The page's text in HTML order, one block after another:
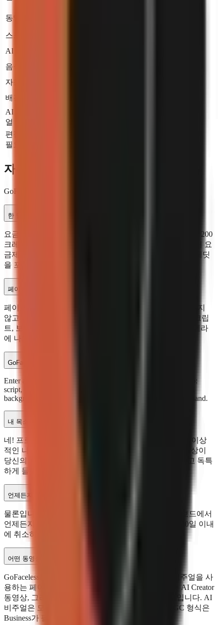
동영상당 시간
스크립트 작성
AI 보이스오버
음성 복제
자동 자막
배경 음악
AI 생성 비주
얼
편집 기술 불
필요
자주 묻는 질문
GoFaceless에 대해 알아야 할 모든 것.
한 달에 동영상을 몇 개 만들 수 있나요?
요금제와 동영상 유형에 따라 다릅니다. AI 생성 동영상은 200
크레딧, 아바타 동영상은 400 크레딧이 소요됩니다. 스타터 요
금제는 월 500 크레딧, 프로는 1,500, 비즈니스는 5,000 크레딧
을 포함합니다.
페이스리스 YouTube 채널이란 무엇인가요?
페이스리스 YouTube 채널은 크리에이터의 얼굴을 보여주지
않고 콘텐츠를 만듭니다. GoFaceless는 AI를 사용하여 스크립
트, 보이스오버, 비주얼, 자막을 자동으로 생성하므로 카메라
에 나오지 않고 동영상을 게시할 수 있습니다.
GoFaceless는 어떻게 동영상을 만드나요?
Enter any topic and GoFaceless AI generates a complete video:
script, voiceover, AI-generated visuals, animated captions, and
background music. Timing varies by format, footage, and demand.
내 목소리를 사용할 수 있나요?
네! 프로 요금제 이상에서 자신의 목소리를 복제하거나 이상
적인 나레이터 목소리를 설명할 수 있습니다. 모든 동영상이
당신의 시그니처 AI 목소리를 사용하여 채널이 일관되고 독특
하게 들립니다.
언제든지 취소할 수 있나요?
물론입니다. 계약이나 취소 수수료가 없습니다. 대시보드에서
언제든지 취소하거나 요금제를 변경할 수 있습니다. 30일 이내
에 취소하면 전액 환불됩니다—아무 질문 없이.
어떤 동영상 형식이 지원되나요?
GoFaceless는 세 가지 형식을 지원합니다: AI 생성 비주얼을 사
용하는 페이스리스 동영상, 아바타 오버레이가 있는 AI Creator
동영상, 그리고 전체 UGC 스타일 토킹 헤드 동영상입니다. AI
비주얼은 모든 요금제에 포함되며, AI Creator 및 UGC 형식은
Business가 필요합니다.